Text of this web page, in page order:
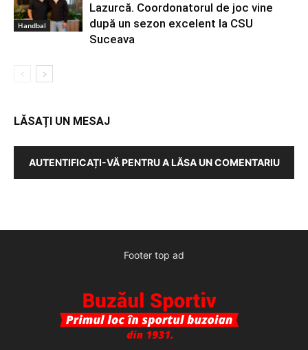
Handbal
Lazurcă. Coordonatorul de joc vine
după un sezon excelent la CSU
Suceava
LĂSAȚI UN MESAJ
AUTENTIFICAȚI-VĂ PENTRU A LĂSA UN COMENTARIU
Footer top ad